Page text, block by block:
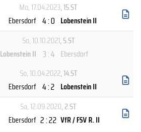
Mo, 17.04.2023, 15.ST
Ebersdorf 4 : 0 Lobenstein II
So, 10.10.2021, 5.ST
Lobenstein II 3 : 4 Ebersdorf
So, 10.04.2022, 14.ST
Ebersdorf 4 : 2 Lobenstein II
Sa, 12.09.2020, 2.ST
Ebersdorf 2 : 22 VfR / FSV R. II